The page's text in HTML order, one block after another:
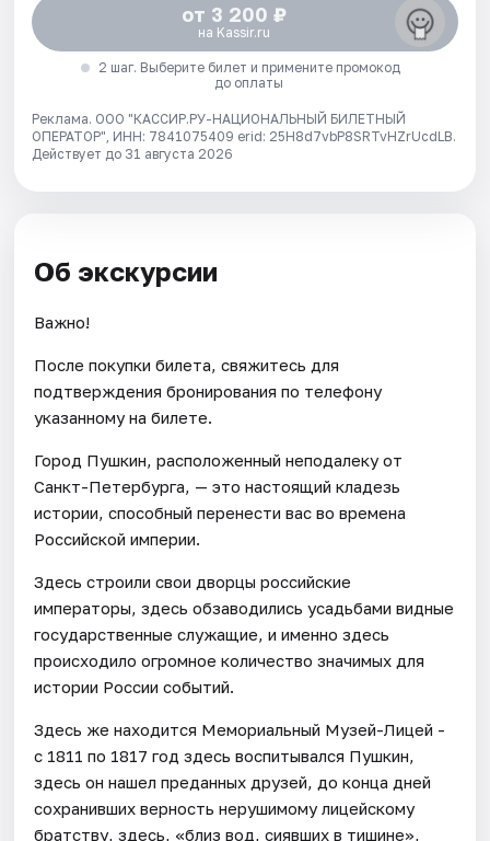
от 3 200 ₽
на Kassir.ru
2 шаг. Выберите билет и примените промокод
до оплаты
Реклама. ООО "КАССИР.РУ-НАЦИОНАЛЬНЫЙ БИЛЕТНЫЙ
ОПЕРАТОР", ИНН: 7841075409 erid: 25H8d7vbP8SRTvHZrUcdLB.
Действует до 31 августа 2026
Об экскурсии
Важно!
После покупки билета, свяжитесь для
подтверждения бронирования по телефону
указанному на билете.
Город Пушкин, расположенный неподалеку от
Санкт-Петербурга, — это настоящий кладезь
истории, способный перенести вас во времена
Российской империи.
Здесь строили свои дворцы российские
императоры, здесь обзаводились усадьбами видные
государственные служащие, и именно здесь
происходило огромное количество значимых для
истории России событий.
Здесь же находится Мемориальный Музей-Лицей -
с 1811 по 1817 год здесь воспитывался Пушкин,
здесь он нашел преданных друзей, до конца дней
сохранивших верность нерушимому лицейскому
братству, здесь, «близ вод, сиявших в тишине»,